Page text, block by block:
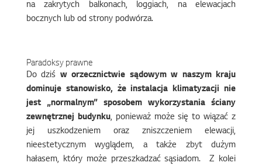
na zakrytych balkonach, loggiach, na elewacjach
bocznych lub od strony podwórza.
Paradoksy prawne
Do dziś w orzecznictwie sądowym w naszym kraju
dominuje stanowisko, że instalacja klimatyzacji nie
jest „normalnym” sposobem wykorzystania ściany
zewnętrznej budynku, ponieważ może się to wiązać z
jej uszkodzeniem oraz zniszczeniem elewacji,
nieestetycznym wyglądem, a także zbyt dużym
hałasem, który może przeszkadzać sąsiadom. Z kolei